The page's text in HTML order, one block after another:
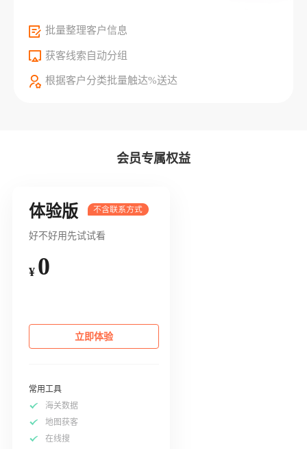
批量整理客户信息
获客线索自动分组
根据客户分类批量触达%送达
会员专属权益
体验版
好不好用先试试看
¥ 0
立即体验
常用工具
海关数据
地图获客
在线搜